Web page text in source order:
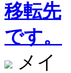
移転先
です。
メイ